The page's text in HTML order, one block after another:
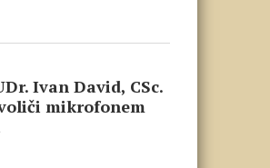
Ivan David, CSc.
mikrofonem